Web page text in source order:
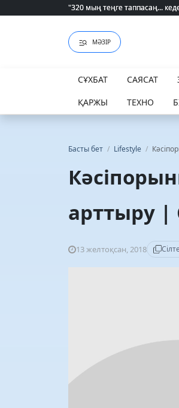
"320 мың теңге таппасаң...
"320 мың теңге таппасаң...
МӘЗІР
СҰХБАТ САЯСАТ
ҚАРЖЫ
ТЕХНО
Басты бет / Lifestyle /
арттыру |
13 желтоқсан, 2018